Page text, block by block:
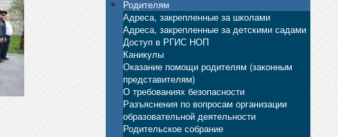
Родителям
Адреса, закрепленные за школами
Адреса, закрепленные за детскими садами
Доступ в РГИС НОП
Каникулы
Оказание помощи родителям (законным
представителям)
О требованиях безопасности
Разъяснения по вопросам организации
образовательной деятельности
Родительское собрание